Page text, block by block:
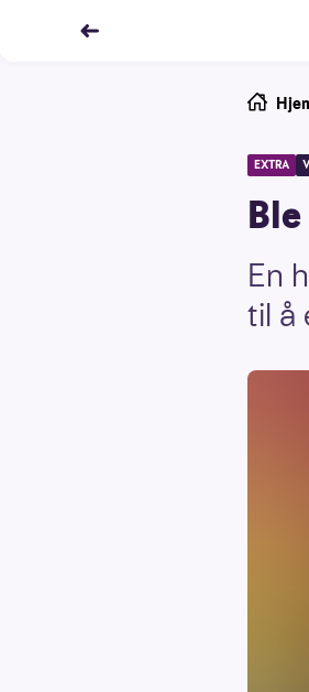
EXTRA
En
til å